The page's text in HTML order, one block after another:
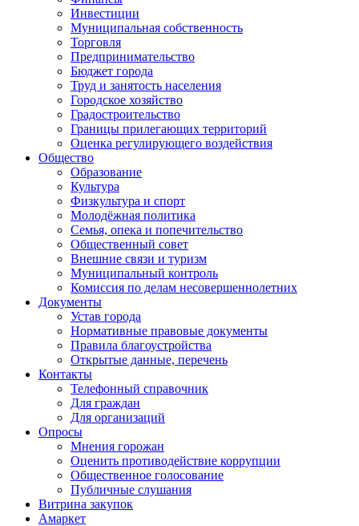
Инвестиции
Муниципальная собственность
Торговля
Предпринимательство
Бюджет города
Труд и занятость населения
Городское хозяйство
Градостроительство
Границы прилегающих территорий
Оценка регулирующего воздействия
Общество
Образование
Культура
Физкультура и спорт
Молодёжная политика
Семья, опека и попечительство
Общественный совет
Внешние связи и туризм
Муниципальный контроль
Комиссия по делам несовершеннолетних
Документы
Устав города
Нормативные правовые документы
Правила благоустройства
Открытые данные, перечень
Контакты
Телефонный справочник
Для граждан
Для организаций
Опросы
Мнения горожан
Оценить противодействие коррупции
Общественное голосование
Публичные слушания
Витрина закупок
Амаркет